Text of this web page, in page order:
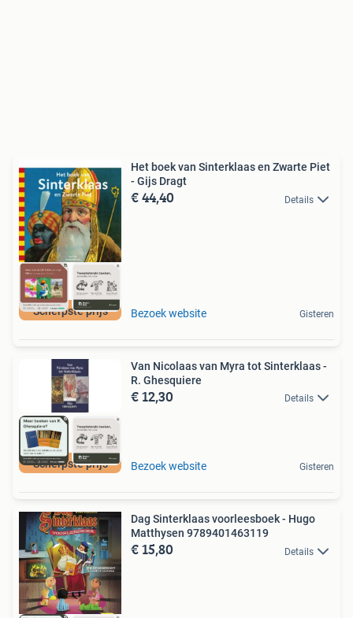
Scherpste prijs
Het boek van Sinterklaas en Zwarte Piet
- Gijs Dragt
€ 44,40 Details
Bezoek website Gisteren
Scherpste prijs
Van Nicolaas van Myra tot Sinterklaas -
R. Ghesquiere
€ 12,30 Details
Bezoek website Gisteren
Dag Sinterklaas voorleesboek - Hugo
Matthysen 9789401463119
€ 15,80 Details